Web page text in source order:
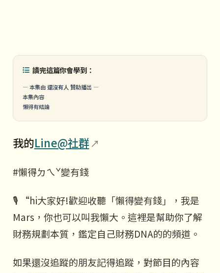
讀完這篇你會學到：
— 本集由還沒有人 贊助播出 —
本集內容
懶得有結論
我的Line@社群
#懶得ㄉㄟˇ變有錢
🎙️ “hi大家好!歡迎收聽「懶得變有錢」，我是
Mars，你也可以叫我懶大。這裡是幫助你了解
財務規劃本質，鑑定自己財務DNA的的頻道。
如果還沒追蹤的朋友記得追蹤，對節目的內容